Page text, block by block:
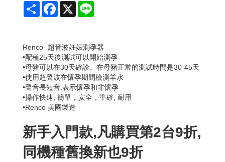
Share Facebook
X
Renco- 超音波妊娠測孕器
•配種25天後測試可以開始測孕
•母豬可以在30天確診。 在母豬正常的測試時間是30-45天
•使用超聲波在懷孕期間檢測羊水
•聲音長短音, 表示懷孕和非懷孕
•操作快速, 簡單 ，安全，準確, 耐用
•Renco 美國製造
新手入門款,凡購買第2台9折,
同機種舊換新也9折